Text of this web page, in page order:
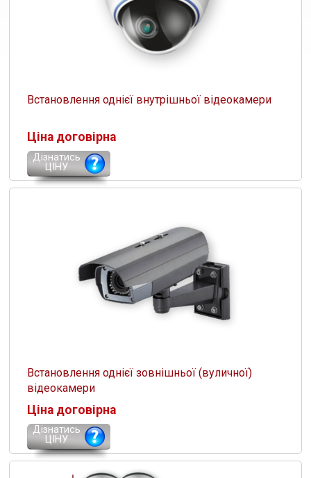
Встановлення однієї внутрішньої відеокамери
Ціна договірна
Дізнатись
ЦІНУ
Встановлення однієї зовнішньої (вуличної)
відеокамери
Ціна договірна
Дізнатись
ЦІНУ